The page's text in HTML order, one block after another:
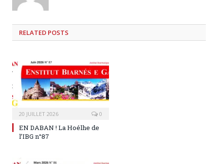
RELATED POSTS
20 JUILLET 2026 0
EN DABAN ! La Hoélhe de
l’IBG n°87